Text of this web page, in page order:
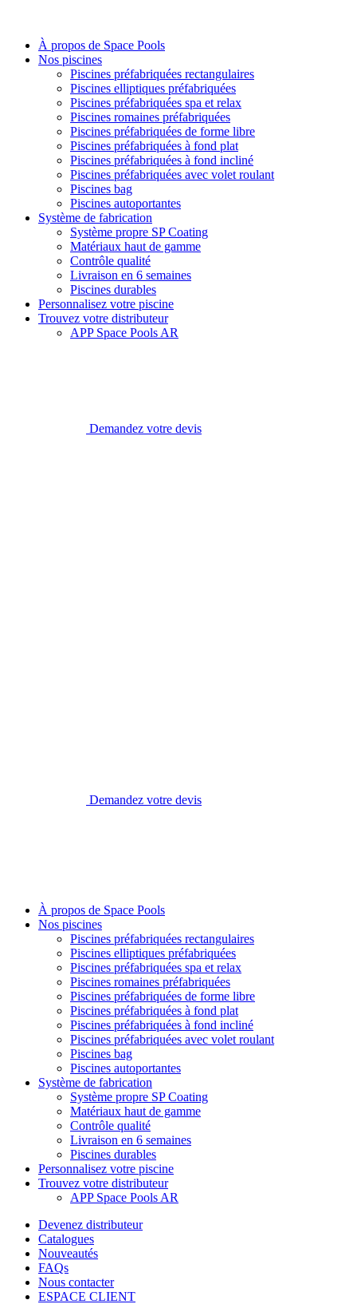
À propos de Space Pools
Nos piscines
Piscines préfabriquées rectangulaires
Piscines elliptiques préfabriquées
Piscines préfabriquées spa et relax
Piscines romaines préfabriquées
Piscines préfabriquées de forme libre
Piscines préfabriquées à fond plat
Piscines préfabriquées à fond incliné
Piscines préfabriquées avec volet roulant
Piscines bag
Piscines autoportantes
Système de fabrication
Système propre SP Coating
Matériaux haut de gamme
Contrôle qualité
Livraison en 6 semaines
Piscines durables
Personnalisez votre piscine
Trouvez votre distributeur
APP Space Pools AR
Demandez votre devis
Demandez votre devis
À propos de Space Pools
Nos piscines
Piscines préfabriquées rectangulaires
Piscines elliptiques préfabriquées
Piscines préfabriquées spa et relax
Piscines romaines préfabriquées
Piscines préfabriquées de forme libre
Piscines préfabriquées à fond plat
Piscines préfabriquées à fond incliné
Piscines préfabriquées avec volet roulant
Piscines bag
Piscines autoportantes
Système de fabrication
Système propre SP Coating
Matériaux haut de gamme
Contrôle qualité
Livraison en 6 semaines
Piscines durables
Personnalisez votre piscine
Trouvez votre distributeur
APP Space Pools AR
Devenez distributeur
Catalogues
Nouveautés
FAQs
Nous contacter
ESPACE CLIENT